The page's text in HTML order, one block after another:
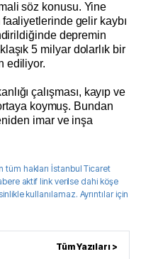
söz konusu. Yine
gelir kaybı
depremin
5 milyar dolarlık bir
ediliyor.
çalışması, kayıp ve
ortaya koymuş. Bundan
imar ve inşa
tüm haklarıİstanbul Ticaret
aktif link verilse dahi köşe
kullanılamaz. Ayrıntılar için
Tüm Yazıları >